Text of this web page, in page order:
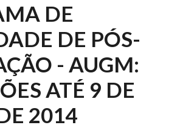
DE
DE PÓS-
- AUGM:
ATÉ 9 DE
2014